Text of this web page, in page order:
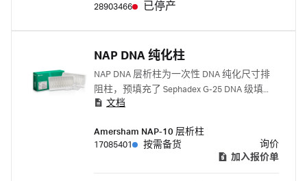
28903466
已停产
NAP DNA 纯化柱
NAP DNA 层析柱为一次性 DNA 纯化尺寸排
阻柱，预填充了 Sephadex G-25 DNA 级填
料，仅需重力即可运行。
文档
Amersham NAP-10 层析柱
17085401
按需备货
询价
加入报价单